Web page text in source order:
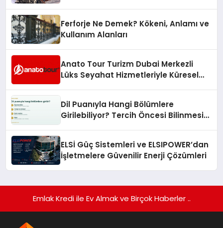
Ferforje Ne Demek? Kökeni, Anlamı ve
Kullanım Alanları
Anato Tour Turizm Dubai Merkezli
Lüks Seyahat Hizmetleriyle Küresel
Dil Puanıyla Hangi Bölümlere
Girilebiliyor? Tercih Öncesi Bilinmesi
ELSİ Güç Sistemleri ve ELSIPOWER’dan
İşletmelere Güvenilir Enerji Çözümleri
Emlak Kredi ile Ev Almak ve Birçok Haberler ..